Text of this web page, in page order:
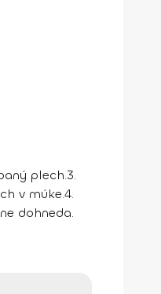
plech.3.
v múke.4.
dohneda.